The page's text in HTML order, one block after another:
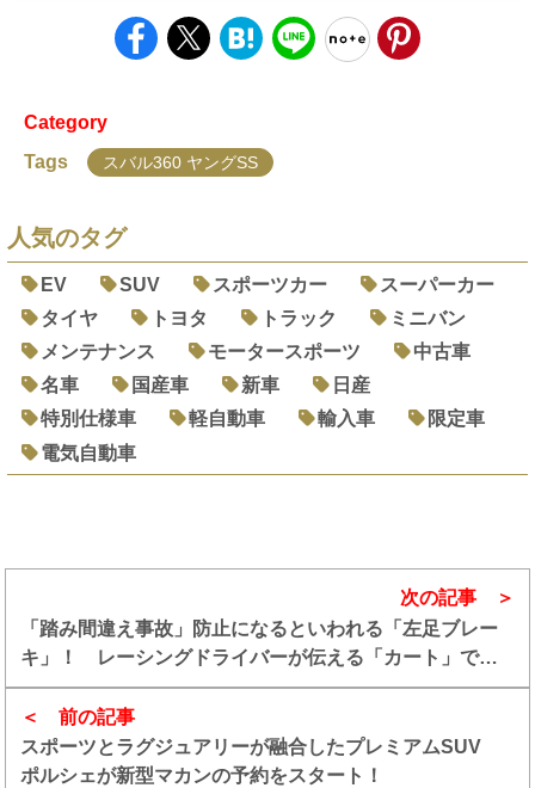
Category
Tags
スバル360 ヤングSS
人気のタグ
EV SUV スポーツカー
スーパーカー
タイヤ
トヨタ トラック
ミニバン
メンテナンス
モータースポーツ
中古車
名車
国産車 新車
日産
特別仕様車
軽自動車 輸入車
限定車
電気自動車
前の記事
スポーツとラグジュアリーが融合したプレミアムSUV
ポルシェが新型マカンの予約をスタート！
次の記事
「踏み間違え事故」防止になるといわれる「左足ブレー
キ」！ レーシングドライバーが伝える「カート」での
習得方法